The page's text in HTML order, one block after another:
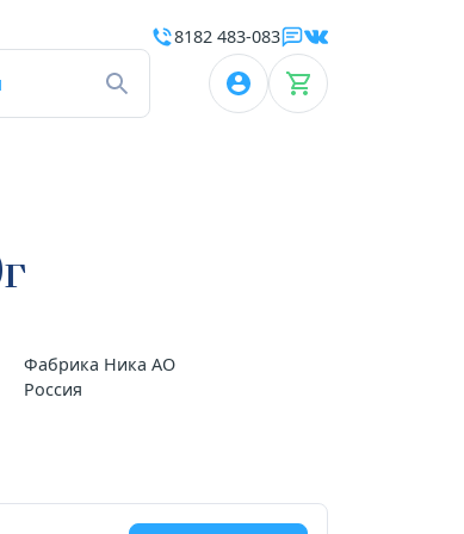
8182 483-083
Фабрика Ника АО
Россия